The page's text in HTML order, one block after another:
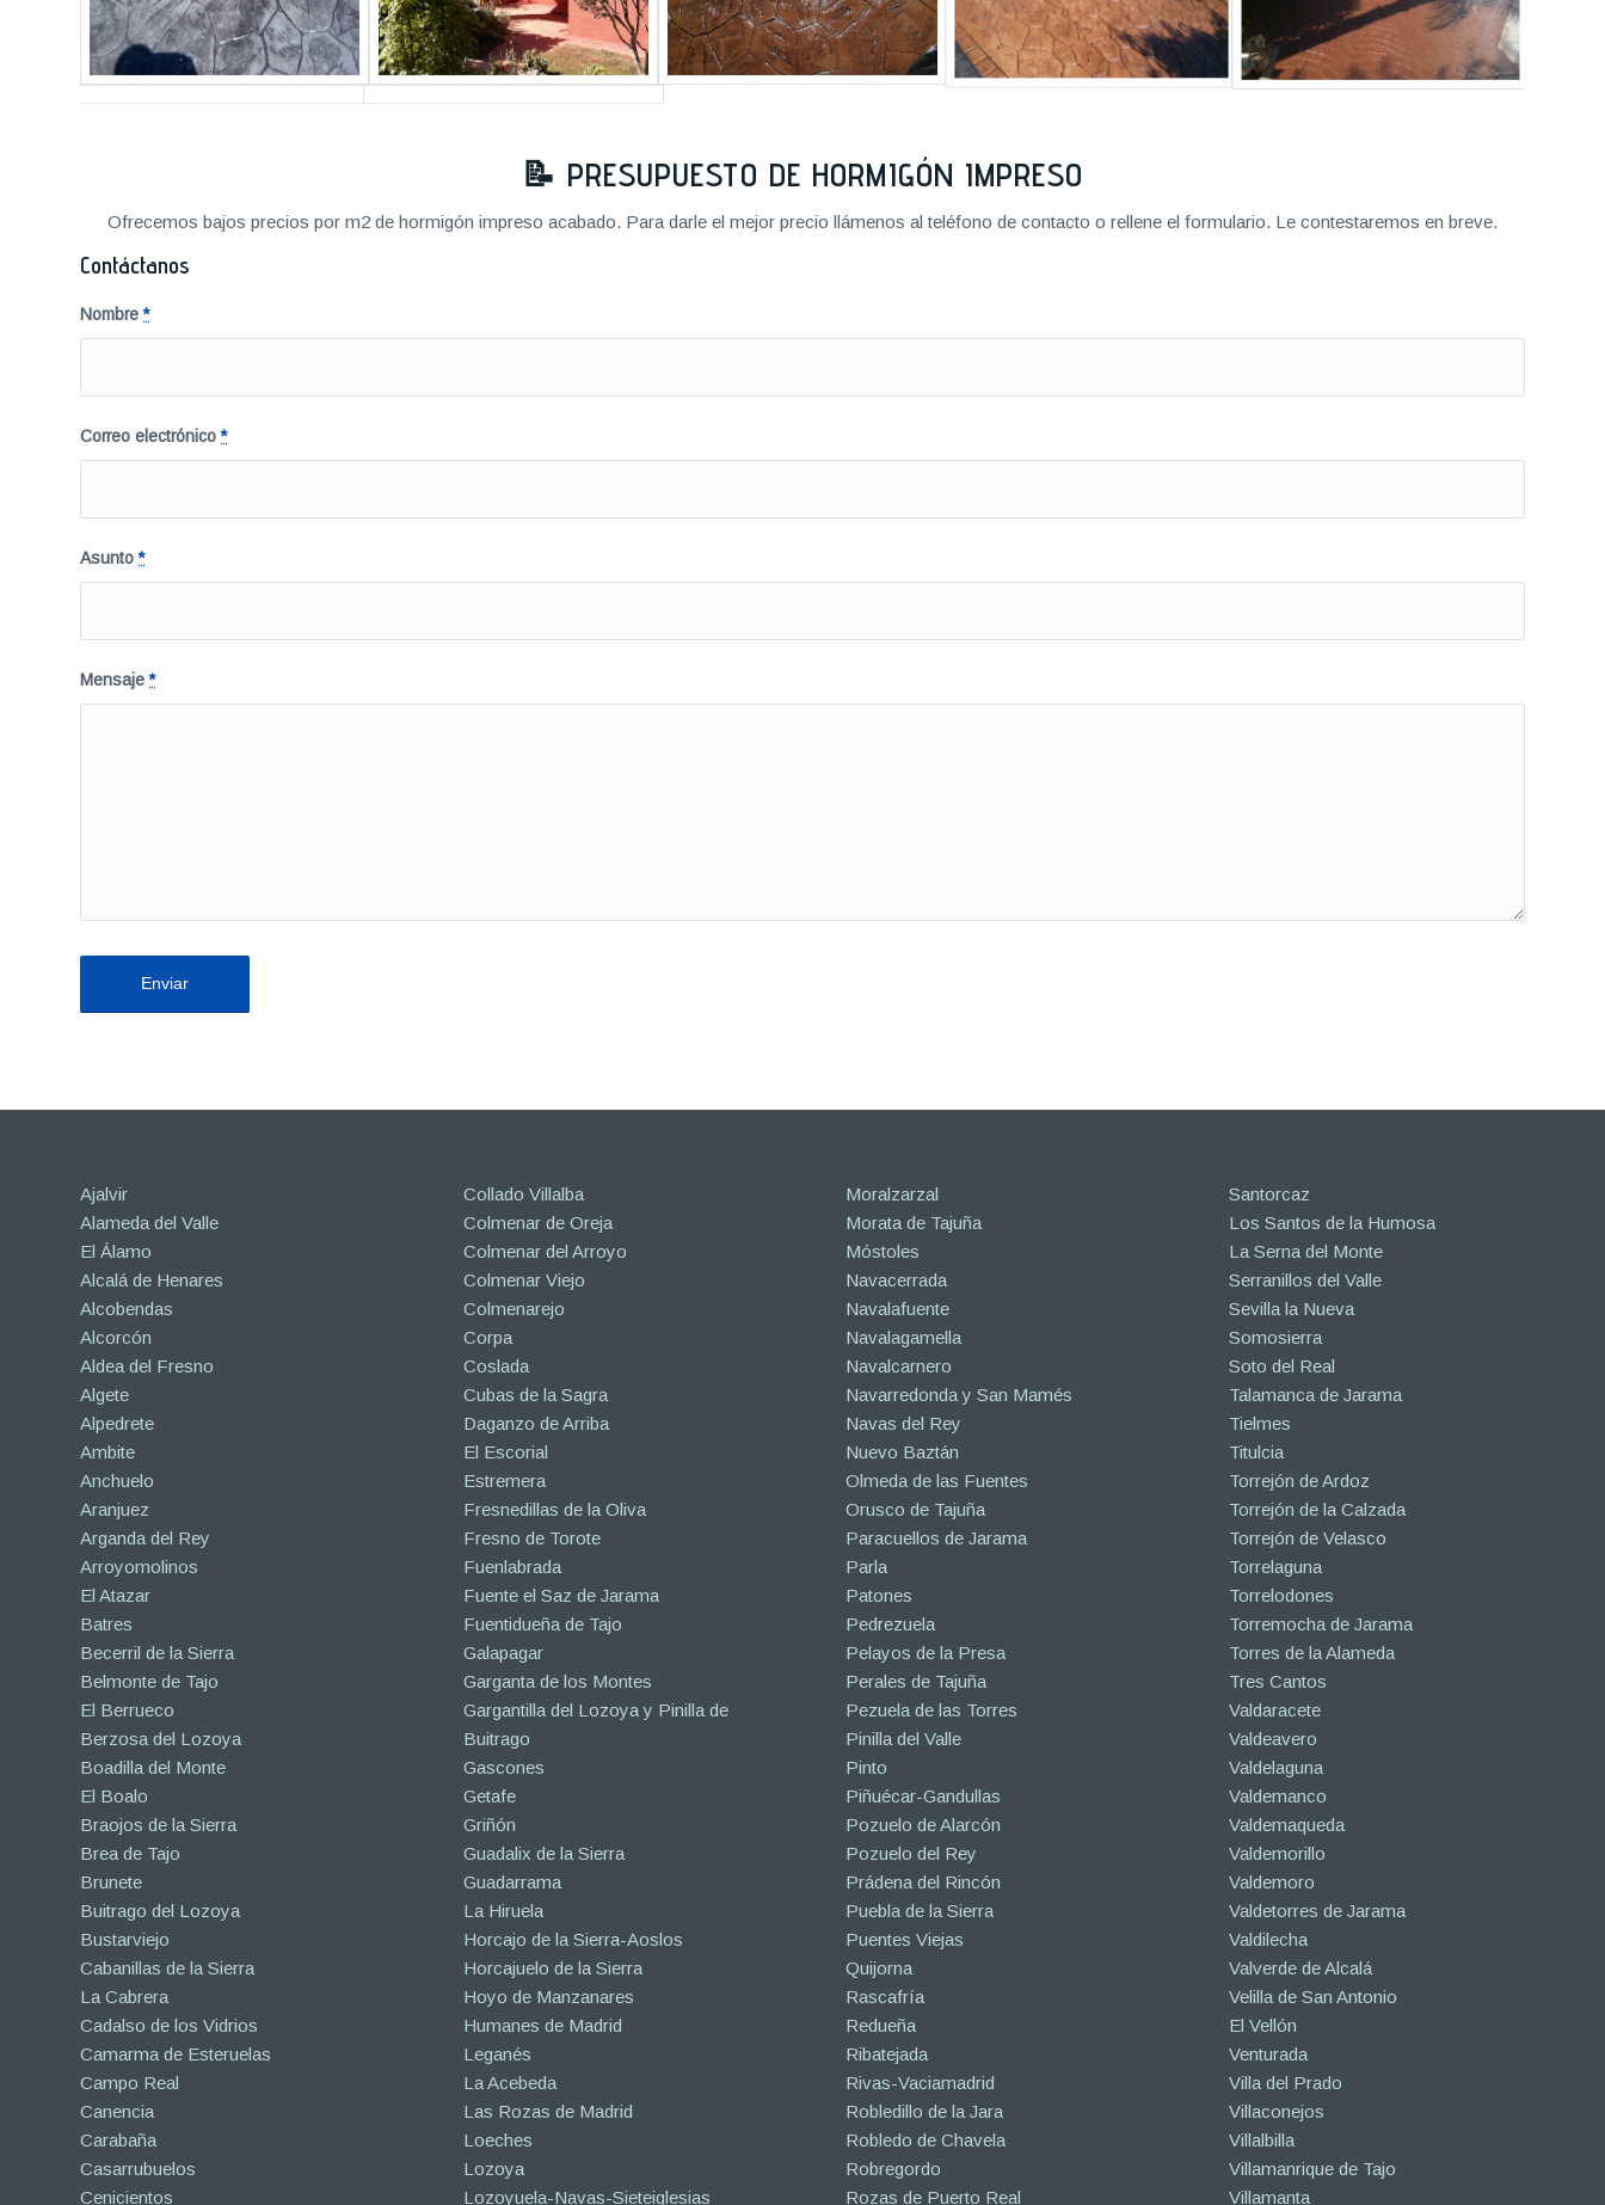
📝 PRESUPUESTO DE HORMIGÓN IMPRESO
Ofrecemos bajos precios por m2 de hormigón impreso acabado. Para darle el mejor precio llámenos al teléfono de contacto o rellene el formulario. Le contestaremos en breve.
Contáctanos
Nombre*
Correo electrónico*
Asunto*
Mensaje*
Ajalvir
Alameda del Valle
El Álamo
Alcalá de Henares
Alcobendas
Alcorcón
Aldea del Fresno
Algete
Alpedrete
Ambite
Anchuelo
Aranjuez
Arganda del Rey
Arroyomolinos
El Atazar
Batres
Becerril de la Sierra
Belmonte de Tajo
El Berrueco
Berzosa del Lozoya
Boadilla del Monte
El Boalo
Braojos de la Sierra
Brea de Tajo
Brunete
Buitrago del Lozoya
Bustarviejo
Cabanillas de la Sierra
La Cabrera
Cadalso de los Vidrios
Camarma de Esteruelas
Campo Real
Canencia
Carabaña
Casarrubuelos
Cenicientos
Collado Villalba
Colmenar de Oreja
Colmenar del Arroyo
Colmenar Viejo
Colmenarejo
Corpa
Coslada
Cubas de la Sagra
Daganzo de Arriba
El Escorial
Estremera
Fresnedillas de la Oliva
Fresno de Torote
Fuenlabrada
Fuente el Saz de Jarama
Fuentidueña de Tajo
Galapagar
Garganta de los Montes
Gargantilla del Lozoya y Pinilla de
Buitrago
Gascones
Getafe
Griñón
Guadalix de la Sierra
Guadarrama
La Hiruela
Horcajo de la Sierra-Aoslos
Horcajuelo de la Sierra
Hoyo de Manzanares
Humanes de Madrid
Leganés
La Acebeda
Las Rozas de Madrid
Loeches
Lozoya
Lozoyuela-Navas-Sieteiglesias
Moralzarzal
Morata de Tajuña
Móstoles
Navacerrada
Navalafuente
Navalagamella
Navalcarnero
Navarredonda y San Mamés
Navas del Rey
Nuevo Baztán
Olmeda de las Fuentes
Orusco de Tajuña
Paracuellos de Jarama
Parla
Patones
Pedrezuela
Pelayos de la Presa
Perales de Tajuña
Pezuela de las Torres
Pinilla del Valle
Pinto
Piñuécar-Gandullas
Pozuelo de Alarcón
Pozuelo del Rey
Prádena del Rincón
Puebla de la Sierra
Puentes Viejas
Quijorna
Rascafría
Redueña
Ribatejada
Rivas-Vaciamadrid
Robledillo de la Jara
Robledo de Chavela
Robregordo
Rozas de Puerto Real
Santorcaz
Los Santos de la Humosa
La Serna del Monte
Serranillos del Valle
Sevilla la Nueva
Somosierra
Soto del Real
Talamanca de Jarama
Tielmes
Titulcia
Torrejón de Ardoz
Torrejón de la Calzada
Torrejón de Velasco
Torrelaguna
Torrelodones
Torremocha de Jarama
Torres de la Alameda
Tres Cantos
Valdaracete
Valdeavero
Valdelaguna
Valdemanco
Valdemaqueda
Valdemorillo
Valdemoro
Valdetorres de Jarama
Valdilecha
Valverde de Alcalá
Velilla de San Antonio
El Vellón
Venturada
Villa del Prado
Villaconejos
Villalbilla
Villamanrique de Tajo
Villamanta